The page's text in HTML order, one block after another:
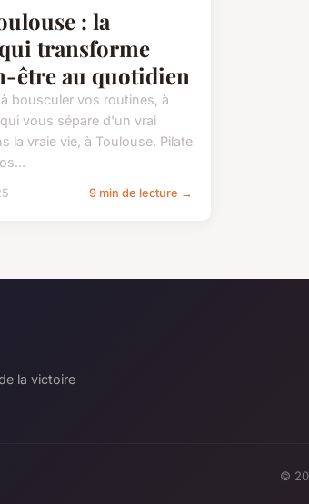
: la
transforme
être au quotidien
bousculer vos routines, à
vous sépare d'un vrai
la vraie vie, à Toulouse. Pilate
9 min de lecture →
la victoire
©